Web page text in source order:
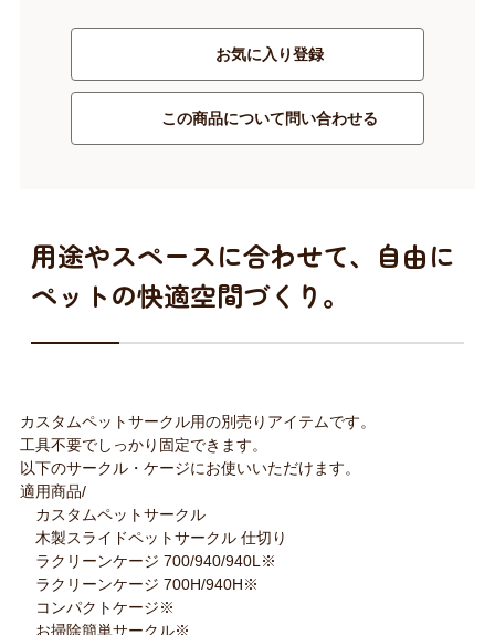
お気に入り登録
この商品について問い合わせる
用途やスペースに合わせて、自由に
ペットの快適空間づくり。
カスタムペットサークル用の別売りアイテムです。
工具不要でしっかり固定できます。
以下のサークル・ケージにお使いいただけます。
適用商品/
カスタムペットサークル
木製スライドペットサークル 仕切り
ラクリーンケージ 700/940/940L※
ラクリーンケージ 700H/940H※
コンパクトケージ※
お掃除簡単サークル※